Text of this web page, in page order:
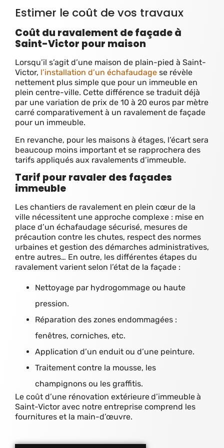
Estimer le coût de vos travaux
Coût du ravalement de façade à
Saint-Victor pour maison
Lorsqu’il s’agit d’une maison de plain-pied à Saint-
Victor, l’installation d’un échafaudage se révèle
nettement plus simple que pour un immeuble en
plein centre-ville. Cette différence se traduit déjà
par une variation de prix de 10 à 20 euros par mètre
carré comparativement à un ravalement de façade
pour un immeuble.
En revanche, pour les maisons à étages, l’écart sera
beaucoup moins important et se rapprochera des
tarifs appliqués aux ravalements d’immeuble.
Tarif pour ravaler des façades
immeuble
Les chantiers de ravalement en plein cœur de la
ville nécessitent une approche complexe : mise en
place d’un échafaudage sécurisé, mesures de
précaution contre les chutes, respect des normes
urbaines et gestion des démarches administratives,
entre autres… En outre, les différentes étapes du
ravalement varient selon l’état de la façade :
Nettoyage par hydrogommage ou haute
pression.
Réparation des zones endommagées :
fenêtres, corniches, etc.
Application d’un enduit ou d’une peinture.
Traitement contre la mousse, les
champignons ou les graffitis.
Le coût d’une rénovation extérieured’immeubleà
Saint-Victor avec notre entreprise comprend les
fournitures et la main-d’œuvre.